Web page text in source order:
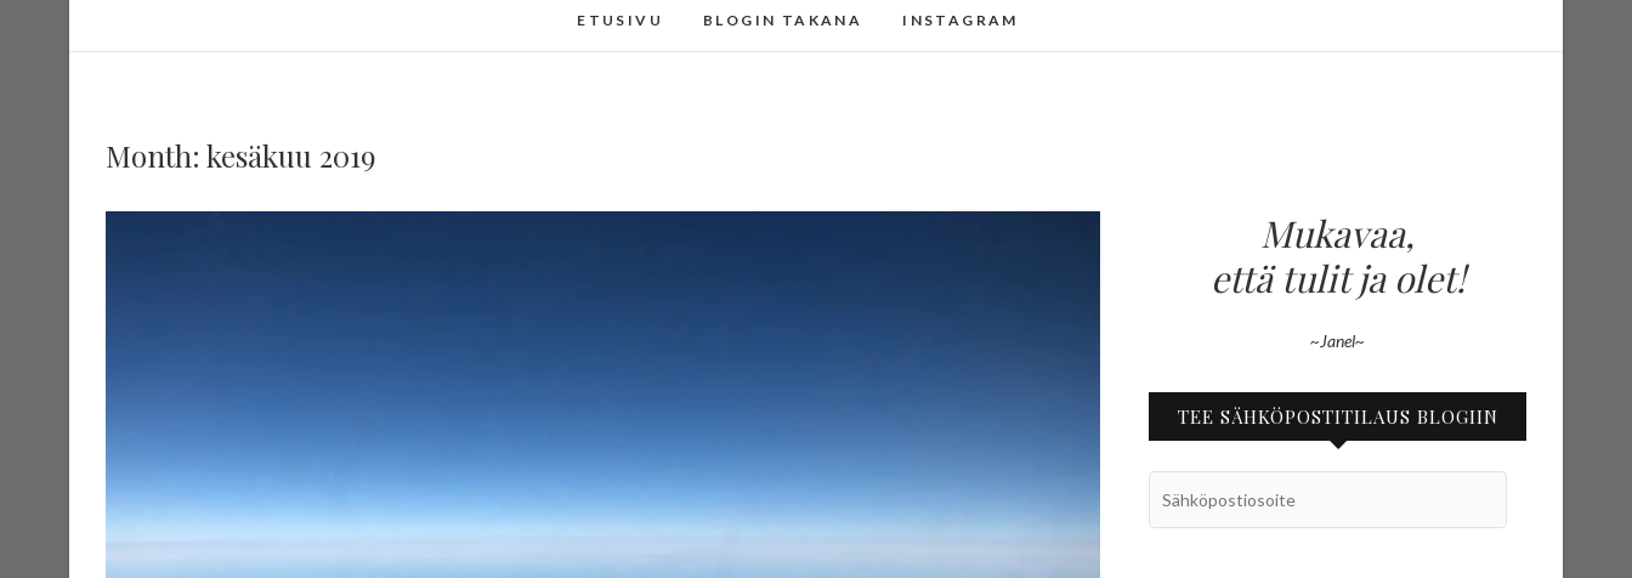
ETUSIVU BLOGIN TAKANA INSTAGRAM
Month: kesäkuu 2019
Mukavaa,
että tulit ja olet!
~Janel~
TEE SÄHKÖPOSTITILAUS BLOGIIN